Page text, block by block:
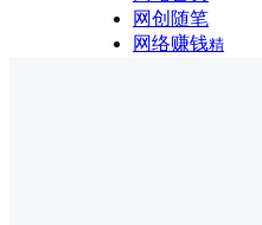
网创随笔
网络赚钱精